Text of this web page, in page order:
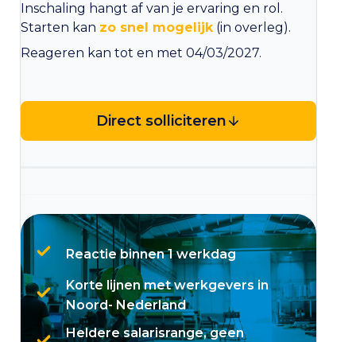
Inschaling hangt af van je ervaring en rol.
Starten kan zo snel mogelijk(in overleg).
Reageren kan tot en met 04/03/2027.
Direct solliciteren
Reactie binnen 1 werkdag
Korte lijnen met werkgevers in
Noord- Nederland
Heldere salarisrange, geen